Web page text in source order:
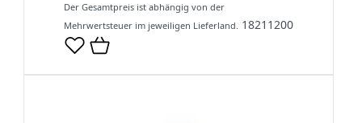
Der Gesamtpreis ist abhängig von der
Mehrwertsteuer im jeweiligen Lieferland. 18211200